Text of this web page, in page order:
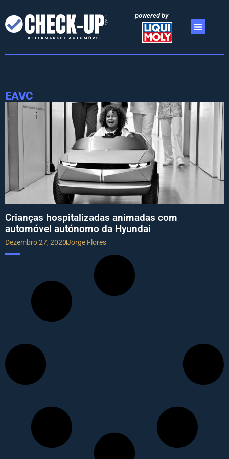
powered by
EAVC
Crianças hospitalizadas animadas com
automóvel autónomo da Hyundai
Dezembro 27, 2020Jorge Flores